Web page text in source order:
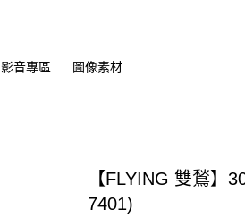
影音專區 圖像素材
【FLYING 雙鶖】
7401)